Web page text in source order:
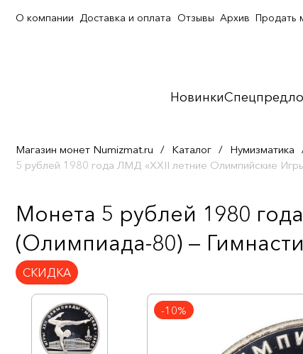
Новинки
О компании Доставка и оплата Отзывы Архив Продать
Магазин монет Numizmat.ru / Каталог / Нумизматика
5 рублей 1980 года ЛМД «XXII летние Олимпийские
Монета 5 рублей 1980
(Олимпиада-80) —
СКИДКА
-10%